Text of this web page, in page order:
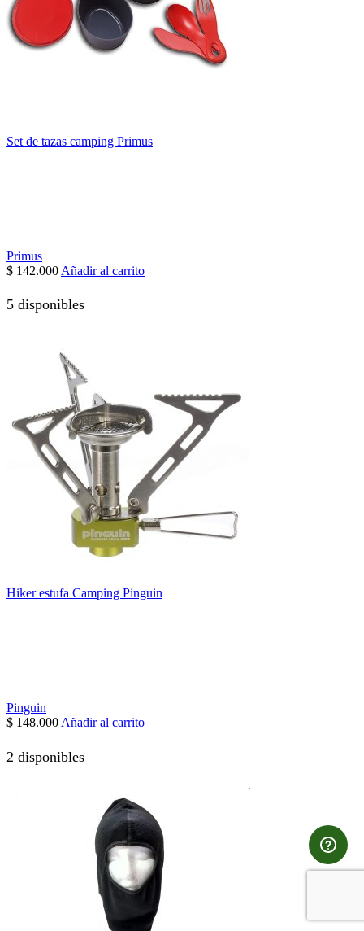
Set de tazas camping Primus
Primus
$ 142.000 Añadir al carrito
5 disponibles
Hiker estufa Camping Pinguin
Pinguin
$ 148.000Añadir al carrito
2 disponibles